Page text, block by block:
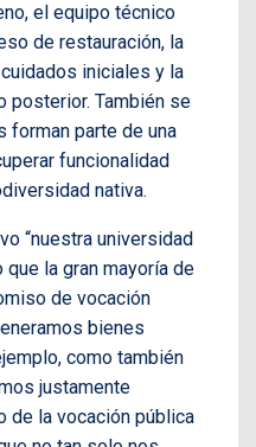
el equipo técnico
de restauración, la
iniciales y la
posterior. También se
forman parte de una
funcionalidad
nativa.
“nuestra universidad
la gran mayoría de
de vocación
bienes
como también
justamente
de la vocación pública